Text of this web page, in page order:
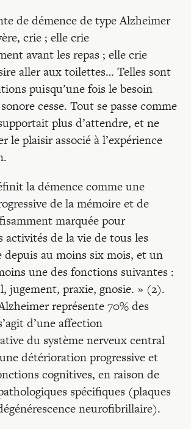
de démence de type Alzheimer
crie ; elle crie
avant les repas ; elle crie
aller aux toilettes… Telles sont
puisqu’une fois le besoin
cesse. Tout se passe comme
plus d’attendre, et ne
le plaisir associé à l’expérience
la démence comme une
de la mémoire et de
marquée pour
activités de la vie de tous les
depuis au moins six mois, et un
une des fonctions suivantes :
jugement, praxie, gnosie. » (2).
représente 70% des
d’une affection
du système nerveux central
détérioration progressive et
cognitives, en raison de
spécifiques (plaques
neurofibrillaire).